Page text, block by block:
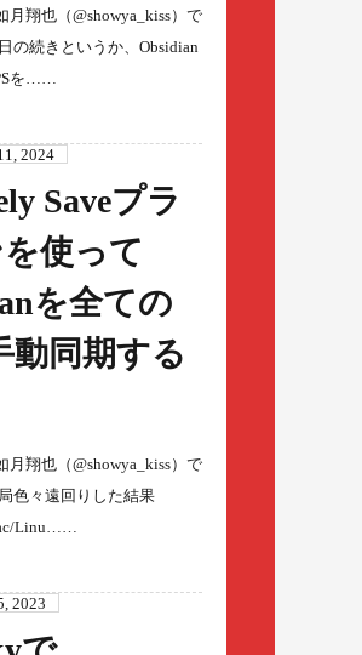
月翔也（@showya_kiss）で
の続きというか、Obsidian
を……
2024
Saveプラ
使って
を全ての
動同期する
月翔也（@showya_kiss）で
色々遠回りした結果
Linu……
2023